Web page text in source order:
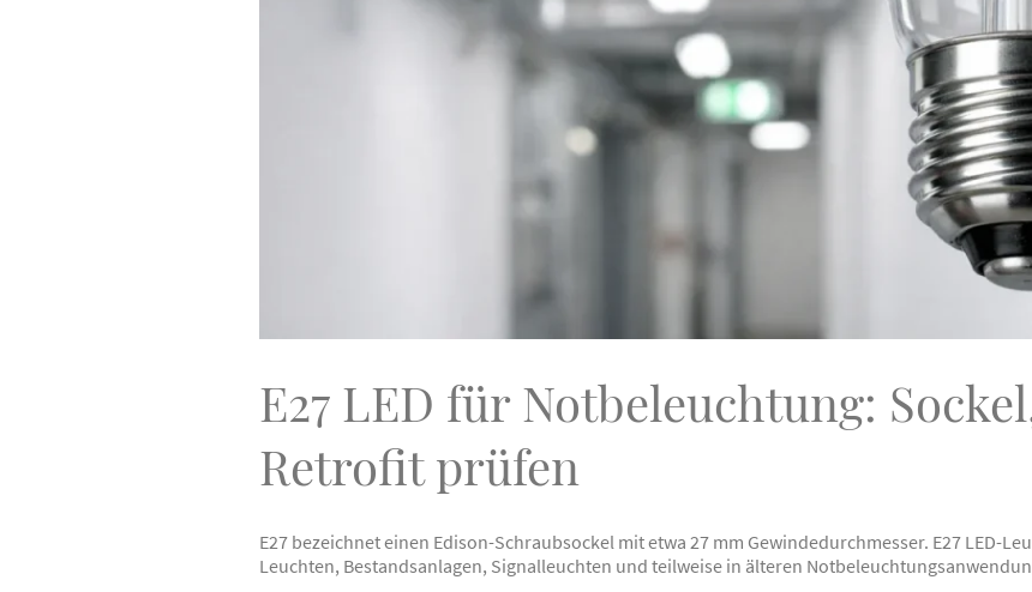
E27 LED für Notbeleuchtung:
Retrofit prüfen
E27 bezeichnet einen Edison-Schraubsockel mit etwa 27 mm Gewindedurchmesser. E27 LED-
Leuchten, Bestandsanlagen, Signalleuchten und teilweise in älteren